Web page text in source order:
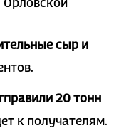
Орловской
сыр и
20 тонн
к получателям.